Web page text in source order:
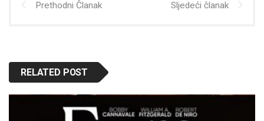
Prethodni Članak Sljedeći članak
RELATED POST